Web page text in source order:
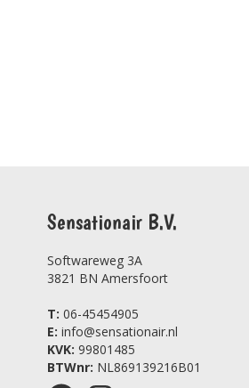
Sensationair B.V.
Softwareweg 3A
3821 BN Amersfoort
T: 06-45454905
E: info@sensationair.nl
KVK: 99801485
BTWnr: NL869139216B01